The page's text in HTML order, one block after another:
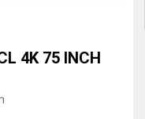
4K 75 INCH